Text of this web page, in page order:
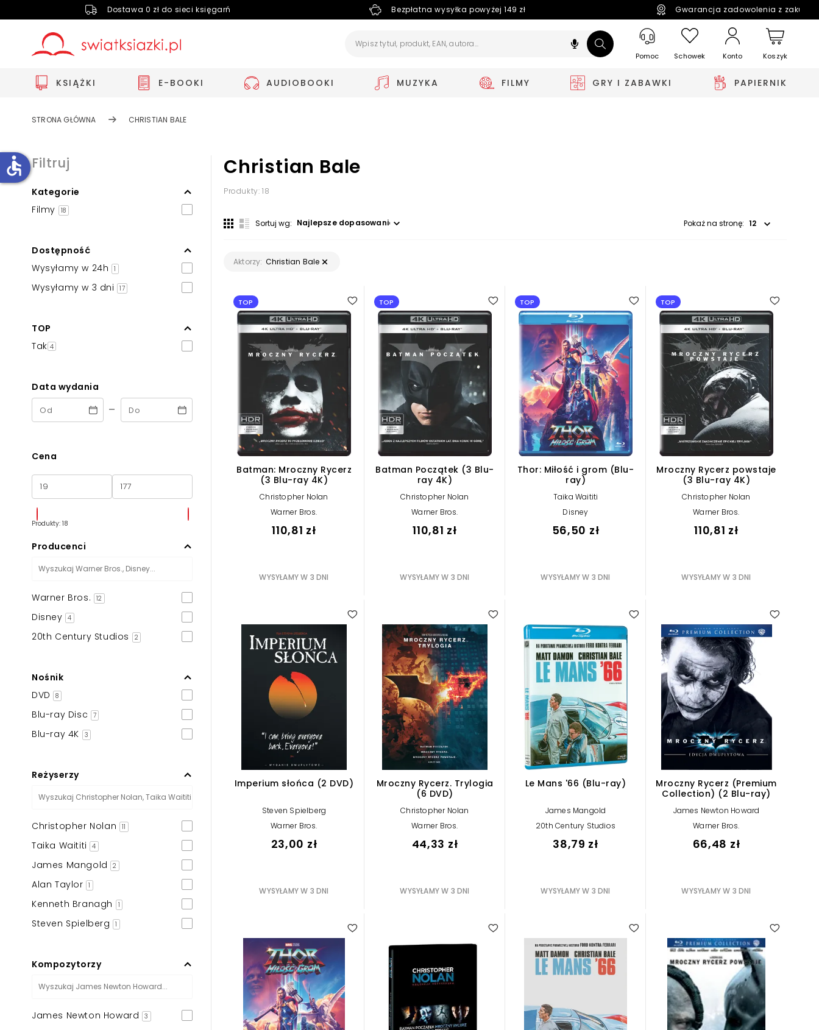
Dostawa 0 zł do sieci księgarń Bezpłatna wysyłka powyżej 149 zł Gwarancja zadowolenia z
Pomoc Schowek Konto Koszyk
KSIĄŻKI E-BOOKI AUDIOBOOKI MUZYKA FILMY GRY I ZABAWKI PAPIERNIK
STRONA GŁÓWNA CHRISTIAN BALE
Filtruj
Kategorie
Filmy
18
Dostępność
Wysyłamy w 24h
1
Wysyłamy w 3 dni 17
TOP
Tak 4
Data wydania
-
Cena
Produkty: 18
Producenci
Warner Bros. 12
Disney 4
20th Century Studios 2
Nośnik
DVD 8
Blu-ray Disc 7
Blu-ray 4K 3
Reżyserzy
Christopher Nolan 11
Taika Waititi 4
James Mangold 2
Alan Taylor 1
Kenneth Branagh 1
Steven Spielberg 1
Kompozytorzy
James Newton Howard 3
Christian Bale
Produkty: 18
Sortuj wg: Pokaż na stronę:
Aktorzy: Christian Bale
TOP
Batman: Mroczny Rycerz
(3 Blu-ray 4K)
Christopher Nolan
Warner Bros.
110,81 zł
WYSYŁAMY W 3 DNI
TOP
Batman Początek (3 Blu-
ray 4K)
Christopher Nolan
Warner Bros.
110,81 zł
WYSYŁAMY W 3 DNI
TOP
Thor: Miłość i grom (Blu-
ray)
Taika Waititi
Disney
56,50 zł
WYSYŁAMY W 3 DNI
TOP
Mroczny Rycerz powstaje
(3 Blu-ray 4K)
Christopher Nolan
Warner Bros.
110,81 zł
WYSYŁAMY W 3 DNI
Imperium słońca (2 DVD)
Steven Spielberg
Warner Bros.
23,00 zł
WYSYŁAMY W 3 DNI
Mroczny Rycerz. Trylogia
(6 DVD)
Christopher Nolan
Warner Bros.
44,33 zł
WYSYŁAMY W 3 DNI
Le Mans '66 (Blu-ray)
James Mangold
20th Century Studios
38,79 zł
WYSYŁAMY W 3 DNI
Mroczny Rycerz (Premium
Collection) (2 Blu-ray)
James Newton Howard
Warner Bros.
66,48 zł
WYSYŁAMY W 3 DNI
accessible
Zwiększ rozmiar czcionki
Zmniejsz rozmiar czcionki
Powiększony kursor
Podkreślenie linków